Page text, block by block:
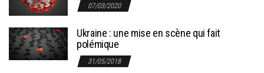
07/03/2020
Ukraine : une mise en scène qui fait
polémique
31/05/2018